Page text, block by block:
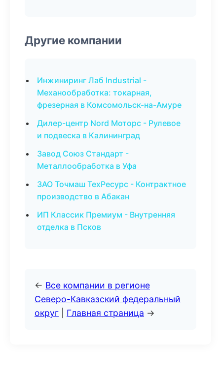
Другие компании
Инжиниринг Лаб Industrial -
Механообработка: токарная,
фрезерная в Комсомольск-на-Амуре
Дилер-центр Nord Моторс - Рулевое
и подвеска в Калининград
Завод Союз Стандарт -
Металлообработка в Уфа
ЗАО Точмаш ТехРесурс - Контрактное
производство в Абакан
ИП Классик Премиум - Внутренняя
отделка в Псков
← Все компании в регионе
Северо-Кавказский федеральный
округ
Главная страница →